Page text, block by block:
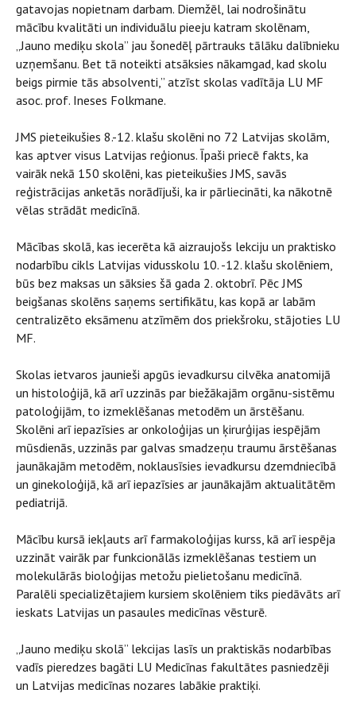
gatavojas nopietnam darbam. Diemžēl, lai nodrošinātu
mācību kvalitāti un individuālu pieeju katram skolēnam,
„Jauno mediķu skola” jau šonedēļ pārtrauks tālāku dalībnieku
uzņemšanu. Bet tā noteikti atsāksies nākamgad, kad skolu
beigs pirmie tās absolventi,” atzīst skolas vadītāja LU MF
asoc. prof. Ineses Folkmane.
JMS pieteikušies 8.-12. klašu skolēni no 72 Latvijas skolām,
kas aptver visus Latvijas reģionus. Īpaši priecē fakts, ka
vairāk nekā 150 skolēni, kas pieteikušies JMS, savās
reģistrācijas anketās norādījuši, ka ir pārliecināti, ka nākotnē
vēlas strādāt medicīnā.
Mācības skolā, kas iecerēta kā aizraujošs lekciju un praktisko
nodarbību cikls Latvijas vidusskolu 10. -12. klašu skolēniem,
būs bez maksas un sāksies šā gada 2. oktobrī. Pēc JMS
beigšanas skolēns saņems sertifikātu, kas kopā ar labām
centralizēto eksāmenu atzīmēm dos priekšroku, stājoties LU
MF.
Skolas ietvaros jaunieši apgūs ievadkursu cilvēka anatomijā
un histoloģijā, kā arī uzzinās par biežākajām orgānu-sistēmu
patoloģijām, to izmeklēšanas metodēm un ārstēšanu.
Skolēni arī iepazīsies ar onkoloģijas un ķirurģijas iespējām
mūsdienās, uzzinās par galvas smadzeņu traumu ārstēšanas
jaunākajām metodēm, noklausīsies ievadkursu dzemdniecībā
un ginekoloģijā, kā arī iepazīsies ar jaunākajām aktualitātēm
pediatrijā.
Mācību kursā iekļauts arī farmakoloģijas kurss, kā arī iespēja
uzzināt vairāk par funkcionālās izmeklēšanas testiem un
molekulārās bioloģijas metožu pielietošanu medicīnā.
Paralēli specializētajiem kursiem skolēniem tiks piedāvāts arī
ieskats Latvijas un pasaules medicīnas vēsturē.
„Jauno mediķu skolā” lekcijas lasīs un praktiskās nodarbības
vadīs pieredzes bagāti LU Medicīnas fakultātes pasniedzēji
un Latvijas medicīnas nozares labākie praktiķi.